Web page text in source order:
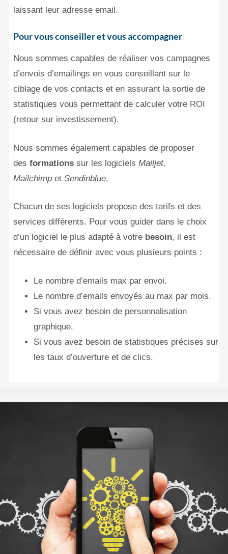
laissant leur adresse email.
Pour vous conseiller et vous accompagner
Nous sommes capables de réaliser vos campagnes
d’envois d’emailings en vous conseillant sur le
ciblage de vos contacts et en assurant la sortie de
statistiques vous permettant de calculer votre ROI
(retour sur investissement).
Nous sommes également capables de proposer
des formations sur les logicielsMailjet,
Mailchimp etSendinblue.
Chacun de ses logiciels propose des tarifs et des
services différents. Pour vous guider dans le choix
d’un logiciel le plus adapté à votre besoin, il est
nécessaire de définir avec vous plusieurs points :
Le nombre d’emails max par envoi.
Le nombre d’emails envoyés au max par mois.
Si vous avez besoin de personnalisation
graphique.
Si vous avez besoin de statistiques précises sur
les taux d’ouverture et de clics.